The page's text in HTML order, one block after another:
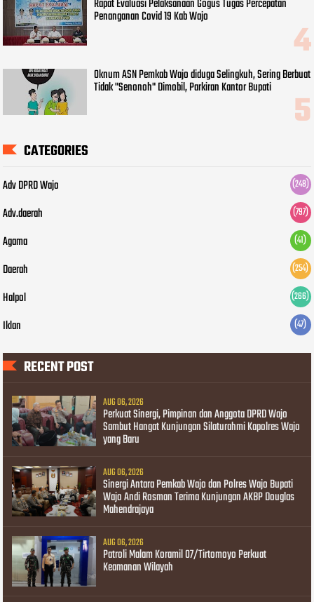
Rapat Evaluasi Pelaksanaan Gogus Tugas Percepatan
Penanganan Covid 19 Kab Wajo
Oknum ASN Pemkab Wajo diduga Selingkuh, Sering Berbuat
Tidak "Senonoh" Dimobil, Parkiran Kantor Bupati
CATEGORIES
Adv DPRD Wajo (248)
Adv.daerah (797)
Agama (41)
Daerah (254)
Halpol (266)
Iklan (47)
RECENT POST
AUG 06, 2026
Perkuat Sinergi, Pimpinan dan Anggota DPRD Wajo
Sambut Hangat Kunjungan Silaturahmi Kapolres Wajo
yang Baru
AUG 06, 2026
Sinergi Antara Pemkab Wajo dan Polres Wajo Bupati
Wajo Andi Rosman Terima Kunjungan AKBP Douglas
Mahendrajaya
AUG 06, 2026
Patroli Malam Koramil 07/Tirtomoyo Perkuat
Keamanan Wilayah